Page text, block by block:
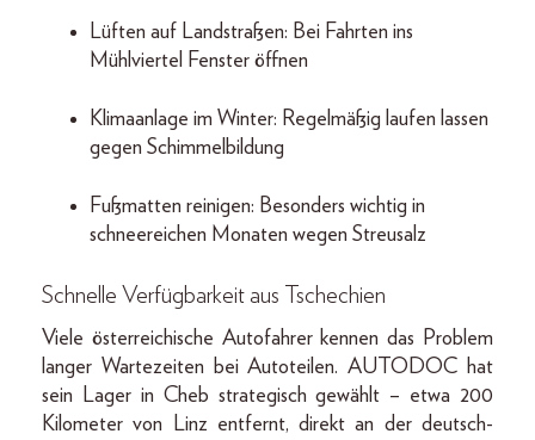
Lüften auf Landstraßen: Bei Fahrten ins
Mühlviertel Fenster öffnen
Klimaanlage im Winter: Regelmäßig laufen lassen
gegen Schimmelbildung
Fußmatten reinigen: Besonders wichtig in
schneereichen Monaten wegen Streusalz
Schnelle Verfügbarkeit aus Tschechien
Viele österreichische Autofahrer kennen das Problem
langer Wartezeiten bei Autoteilen. AUTODOC hat
sein Lager in Cheb strategisch gewählt – etwa 200
Kilometer von Linz entfernt, direkt an der deutsch-